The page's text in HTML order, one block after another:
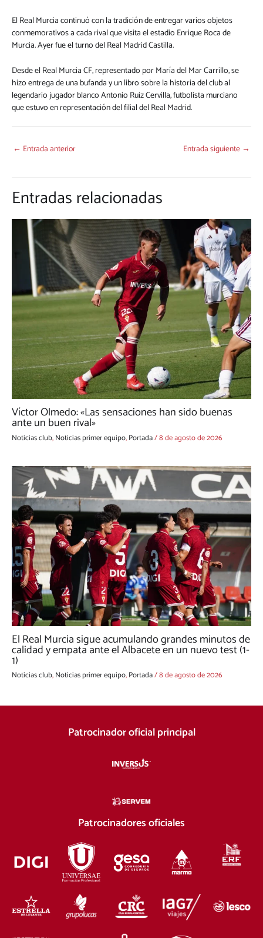
El Real Murcia continuó con la tradición de entregar varios objetos
conmemorativos a cada rival que visita el estadio Enrique Roca de
Murcia. Ayer fue el turno del Real Madrid Castilla.
Desde el Real Murcia CF, representado por María del Mar Carrillo, se
hizo entrega de una bufanda y un libro sobre la historia del club al
legendario jugador blanco Antonio Ruiz Cervilla, futbolista murciano
que estuvo en representación del filial del Real Madrid.
← Entrada anterior Entrada siguiente →
Entradas relacionadas
Víctor Olmedo: «Las sensaciones han sido buenas
ante un buen rival»
Noticias club,Noticias primer equipo,Portada/8 de agosto de 2026
El Real Murcia sigue acumulando grandes minutos de
calidad y empata ante el Albacete en un nuevo test (1-
1)
Noticias club,Noticias primer equipo,Portada/8 de agosto de 2026
Patrocinador oficial principal
Patrocinadores oficiales